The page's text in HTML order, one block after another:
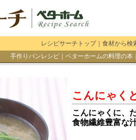
レシピサーチトップ｜ 食材から検
手作りパンレシピ
ベターホームの料理の本
こんにゃく
こんにゃくに、
食物繊維豊富な